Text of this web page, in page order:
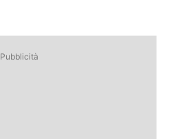
Pubblicità